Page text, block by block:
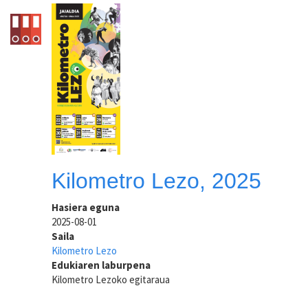
Kilometro Lezo, 2025
Hasiera eguna
2025-08-01
Saila
Kilometro Lezo
Edukiaren laburpena
Kilometro Lezoko egitaraua